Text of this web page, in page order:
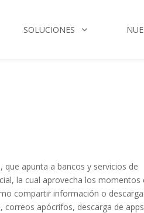
SOLUCIONES
apunta a bancos y servicios de
la cual aprovecha los momentos
compartir información o
apócrifos, descarga de apps